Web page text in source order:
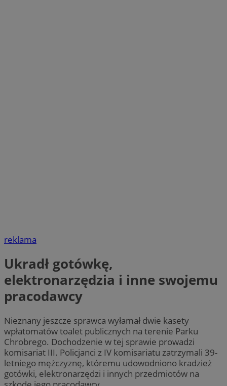
reklama
Ukradł gotówkę,
elektronarzędzia i inne swojemu
pracodawcy
Nieznany jeszcze sprawca wyłamał dwie kasety
wpłatomatów toalet publicznych na terenie Parku
Chrobrego. Dochodzenie w tej sprawie prowadzi
komisariat III. Policjanci z IV komisariatu zatrzymali 39-
letniego mężczyznę, któremu udowodniono kradzież
gotówki, elektronarzędzi i innych przedmiotów na